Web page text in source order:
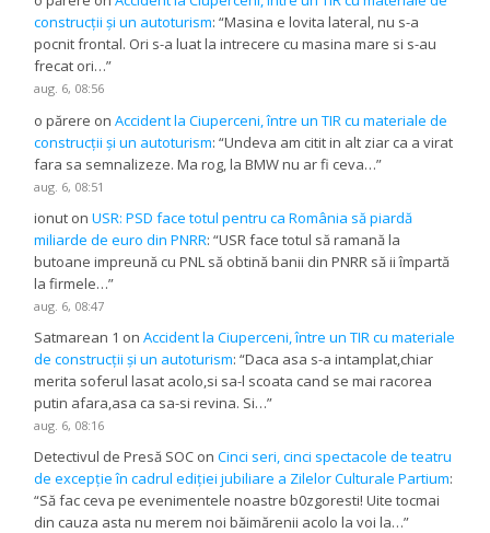
construcții și un autoturism: “Masina e lovita lateral, nu s-a
pocnit frontal. Ori s-a luat la intrecere cu masina mare si s-au
frecat ori…”
aug. 6, 08:56
o părere onAccident la Ciuperceni, între un TIR cu materiale de
construcții și un autoturism: “Undeva am citit in alt ziar ca a virat
fara sa semnalizeze. Ma rog, la BMW nu ar fi ceva…”
aug. 6, 08:51
ionut onUSR: PSD face totul pentru ca România să piardă
miliarde de euro din PNRR: “USR face totul să ramană la
butoane impreună cu PNL să obtină banii din PNRR să ii împartă
la firmele…”
aug. 6, 08:47
Satmarean 1 onAccident la Ciuperceni, între un TIR cu materiale
de construcții și un autoturism: “Daca asa s-a intamplat,chiar
merita soferul lasat acolo,si sa-l scoata cand se mai racorea
putin afara,asa ca sa-si revina. Si…”
aug. 6, 08:16
Detectivul de Presă SOC onCinci seri, cinci spectacole de teatru
de excepție în cadrul ediției jubiliare a Zilelor Culturale Partium:
“Să fac ceva pe evenimentele noastre b0zgoresti! Uite tocmai
din cauza asta nu merem noi băimărenii acolo la voi la…”